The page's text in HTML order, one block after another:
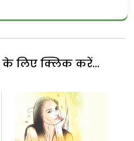
के लिए क्लिक करें...